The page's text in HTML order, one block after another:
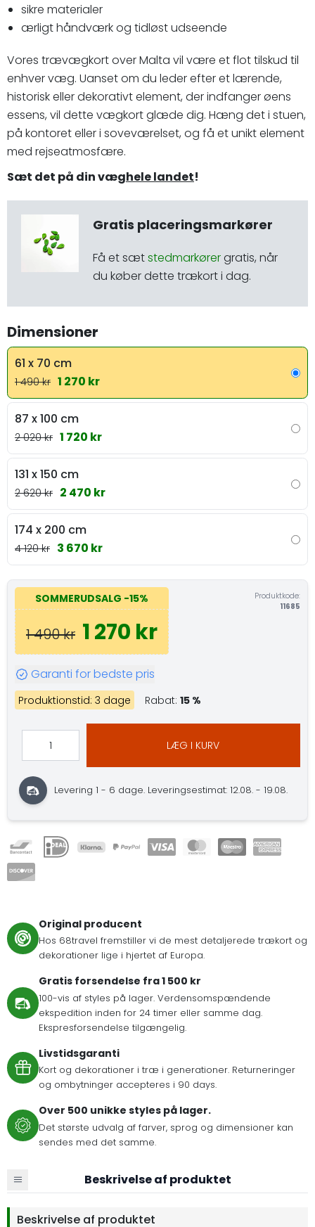
sikre materialer
ærligt håndværk og tidløst udseende
Vores trævægkort over Malta vil være et flot tilskud til
enhver væg. Uanset om du leder efter et lærende,
historisk eller dekorativt element, der indfanger øens
essens, vil dette vægkort glæde dig. Hæng det i stuen,
på kontoret eller i soveværelset, og få et unikt element
med rejseatmosfære.
Sæt det på din væghele landet!
Gratis placeringsmarkører
Få et sætstedmarkørergratis, når
du køber dette trækort i dag.
Dimensioner
61 x 70 cm
1 490 kr 1 270 kr
87 x 100 cm
2 020 kr 1 720 kr
131 x 150 cm
2 620 kr 2 470 kr
174 x 200 cm
4 120 kr 3 670 kr
SOMMERUDSALG -15%
1 490 kr 1 270 kr
Produktkode:
11685
Garanti for bedste pris
Produktionstid: 3 dage Rabat: 15 %
LÆG I KURV
Levering 1 - 6 dage. Leveringsestimat: 12.08. - 19.08.
Original producent
Hos 68travel fremstiller vi de mest detaljerede trækort og
dekorationer lige i hjertet af Europa.
Gratis forsendelse fra 1 500 kr
100-vis af styles på lager. Verdensomspændende
ekspedition inden for 24 timer eller samme dag.
Ekspresforsendelse tilgængelig.
Livstidsgaranti
Kort og dekorationer i træ i generationer. Returneringer
og ombytninger accepteres i 90 days.
Over 500 unikke styles på lager.
Det største udvalg af farver, sprog og dimensioner kan
sendes med det samme.
Beskrivelse af produktet
Beskrivelse af produktet